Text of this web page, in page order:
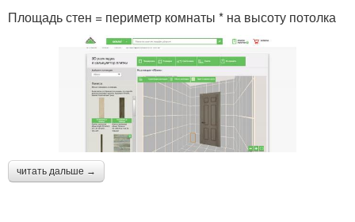
Площадь стен = периметр комнаты * на высоту потолка
читать дальше →